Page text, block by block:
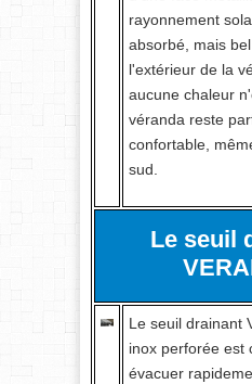
rayonnement
absorbé, mais
l'extérieur de la
aucune chaleur
véranda reste
confortable,
sud.
Le seuil
Le seuil drainant
inox perforée est
évacuer